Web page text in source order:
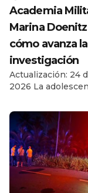
Academia
Marina
cómo avanza la
investigación
Actualización: 24
2026 La
permanecer
un campamento
en Ciudad Madero,
Tamaulipas. La
investiga el caso
feminicidio y una
18 años